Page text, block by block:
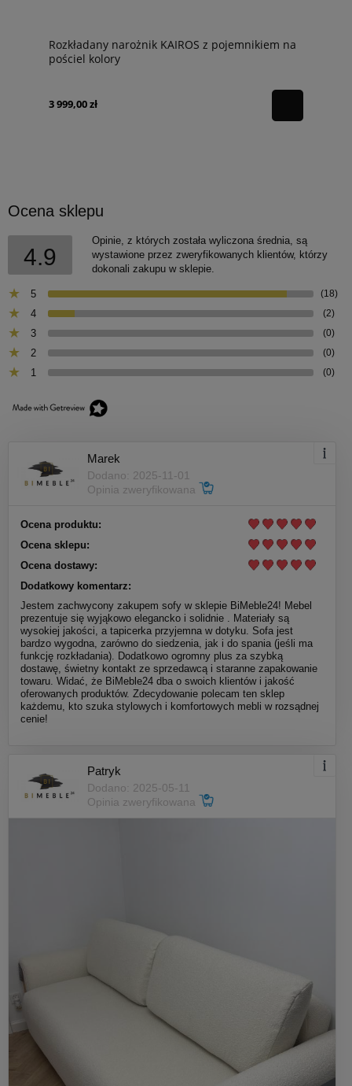
Rozkładany narożnik KAIROS z pojemnikiem na
pościel kolory
3 999,00 zł
Ocena sklepu
4.9
Opinie, z których została wyliczona średnia, są
wystawione przez zweryfikowanych klientów, którzy
dokonali zakupu w sklepie.
5 (18)
4 (2)
3 (0)
2 (0)
1 (0)
Marek
Dodano: 2025-11-01
Opinia zweryfikowana
Ocena produktu:
Ocena sklepu:
Ocena dostawy:
Dodatkowy komentarz:
Jestem zachwycony zakupem sofy w sklepie BiMeble24! Mebel
prezentuje się wyjąkowo elegancko i solidnie . Materiały są
wysokiej jakości, a tapicerka przyjemna w dotyku. Sofa jest
bardzo wygodna, zarówno do siedzenia, jak i do spania (jeśli ma
funkcję rozkładania). Dodatkowo ogromny plus za szybką
dostawę, świetny kontakt ze sprzedawcą i staranne zapakowanie
towaru. Widać, że BiMeble24 dba o swoich klientów i jakość
oferowanych produktów. Zdecydowanie polecam ten sklep
każdemu, kto szuka stylowych i komfortowych mebli w rozsądnej
cenie!
Patryk
Dodano: 2025-05-11
Opinia zweryfikowana